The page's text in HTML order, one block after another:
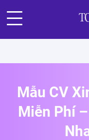
Mẫu CV
Miễn Phí